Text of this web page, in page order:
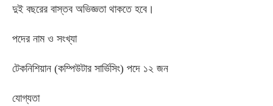
দুই বছরের বাস্তব অভিজ্ঞতা থাকতে হবে।
পদের নাম ও সংখ্যা
টেকনিশিয়ান (কম্পিউটার সার্ভিসিং) পদে ১২ জন
যোগ্যতা